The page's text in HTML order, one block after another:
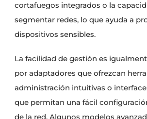
cortafuegos integrados o la
segmentar redes, lo que ayuda a
dispositivos sensibles.
La facilidad de gestión es
por adaptadores que ofrezcan
administración intuitivas o
que permitan una fácil
de la red. Algunos modelos